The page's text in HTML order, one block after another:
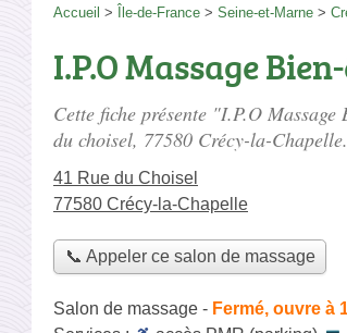
Accueil > Île-de-France > Seine-et-Marne >
I.P.O Massage
Cette fiche présente "I.P.O
du choisel, 77580 Crécy-la-Chapelle.
41 Rue du Choisel
77580 Crécy-la-Chapelle
📞 Appeler ce salon de massage
Salon de massage - Fermé, ouvre à